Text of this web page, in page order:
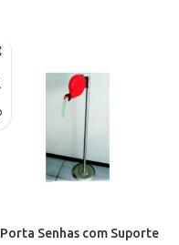
Porta Senhas com Suporte